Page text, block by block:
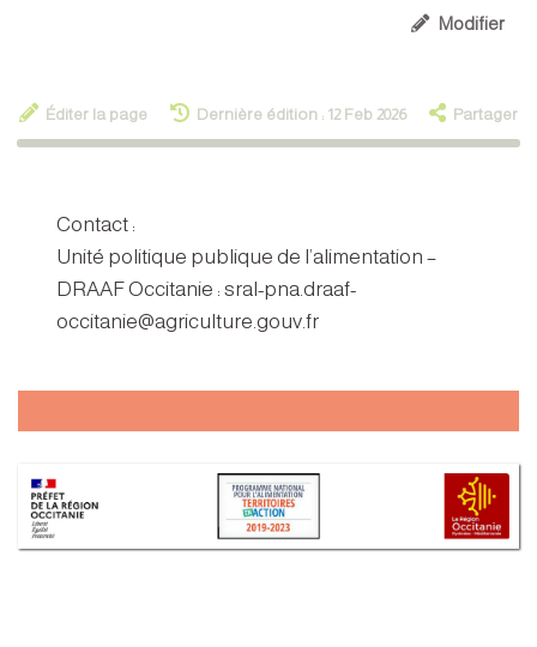
Modifier
Éditer la page Dernière édition : 12 Feb 2026 Partager
Contact :
Unité politique publique de l’alimentation –
DRAAF Occitanie : sral-pna.draaf-
occitanie@agriculture.gouv.fr